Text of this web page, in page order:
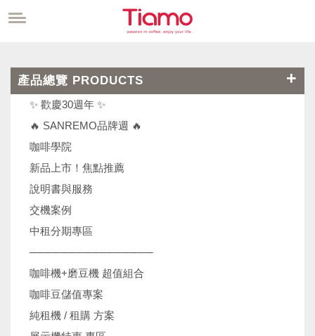
產品總覽 PRODUCTS
✨ 歡慶30週年 ✨
🔥 SANREMO品牌週 🔥
咖啡學院
新品上市！焦點推薦
說明書與服務
交機案例
中租分期專區
────────────────
咖啡機+磨豆機 超值組合
咖啡豆儲值專案
純租機 / 租購 方案